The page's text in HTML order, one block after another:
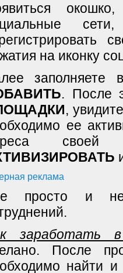
на иконку
заполняете
. После
,
ее
своей
реклама
просто и не
заработать
После
найти и